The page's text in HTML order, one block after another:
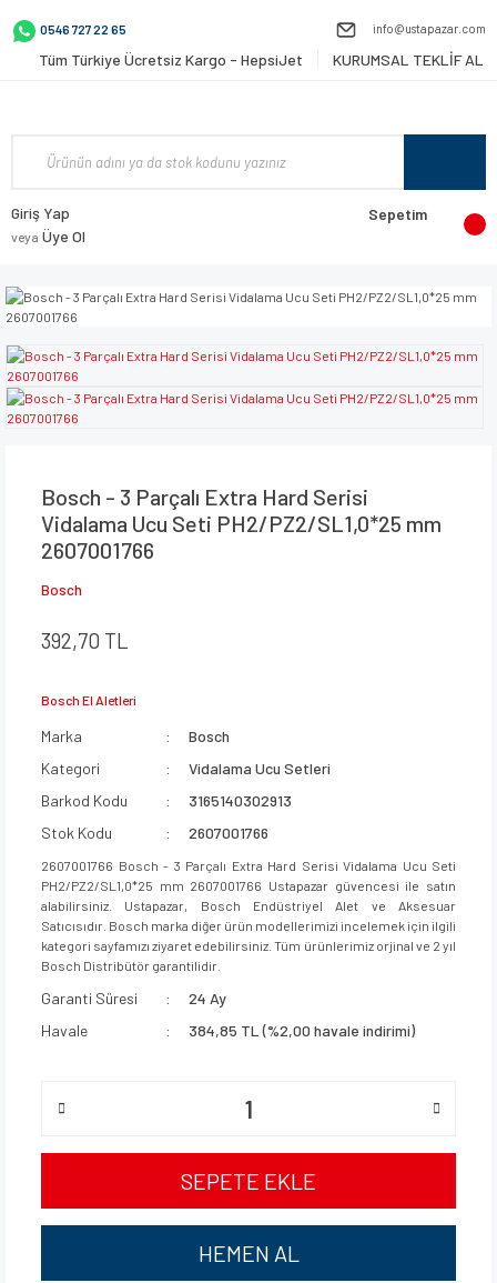
0546 727 22 65 info@ustapazar.com
Tüm Türkiye Ücretsiz Kargo - HepsiJet KURUMSAL TEKLİF AL
Giriş Yap
veya Üye Ol
Sepetim
Bosch - 3 Parçalı Extra Hard Serisi
Vidalama Ucu Seti PH2/PZ2/SL1,0*25 mm
2607001766
Bosch
392,70 TL
Bosch El Aletleri
Marka
Bosch
Kategori
Vidalama Ucu Setleri
Barkod Kodu
3165140302913
Stok Kodu
2607001766
2607001766 Bosch - 3 Parçalı Extra Hard Serisi Vidalama Ucu Seti
PH2/PZ2/SL1,0*25 mm 2607001766 Ustapazar güvencesi ile satın
alabilirsiniz. Ustapazar, Bosch Endüstriyel Alet ve Aksesuar
Satıcısıdır. Bosch marka diğer ürün modellerimizi incelemek için ilgili
kategori sayfamızı ziyaret edebilirsiniz. Tüm ürünlerimiz orjinal ve 2 yıl
Bosch Distribütör garantilidir.
Garanti Süresi
24 Ay
Havale
384,85 TL (%2,00 havale indirimi)
SEPETE EKLE
HEMEN AL